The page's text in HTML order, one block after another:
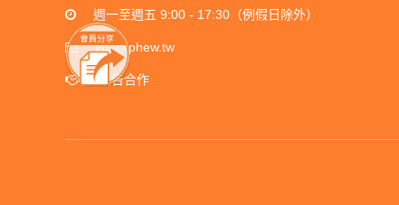
週一至週五 9:00 - 17:30（例假日除外）
info@phew.tw
廣告合作